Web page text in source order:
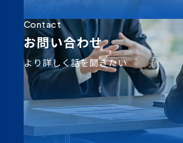
Contact
お問い合わせ
より詳しく話を聞きたい